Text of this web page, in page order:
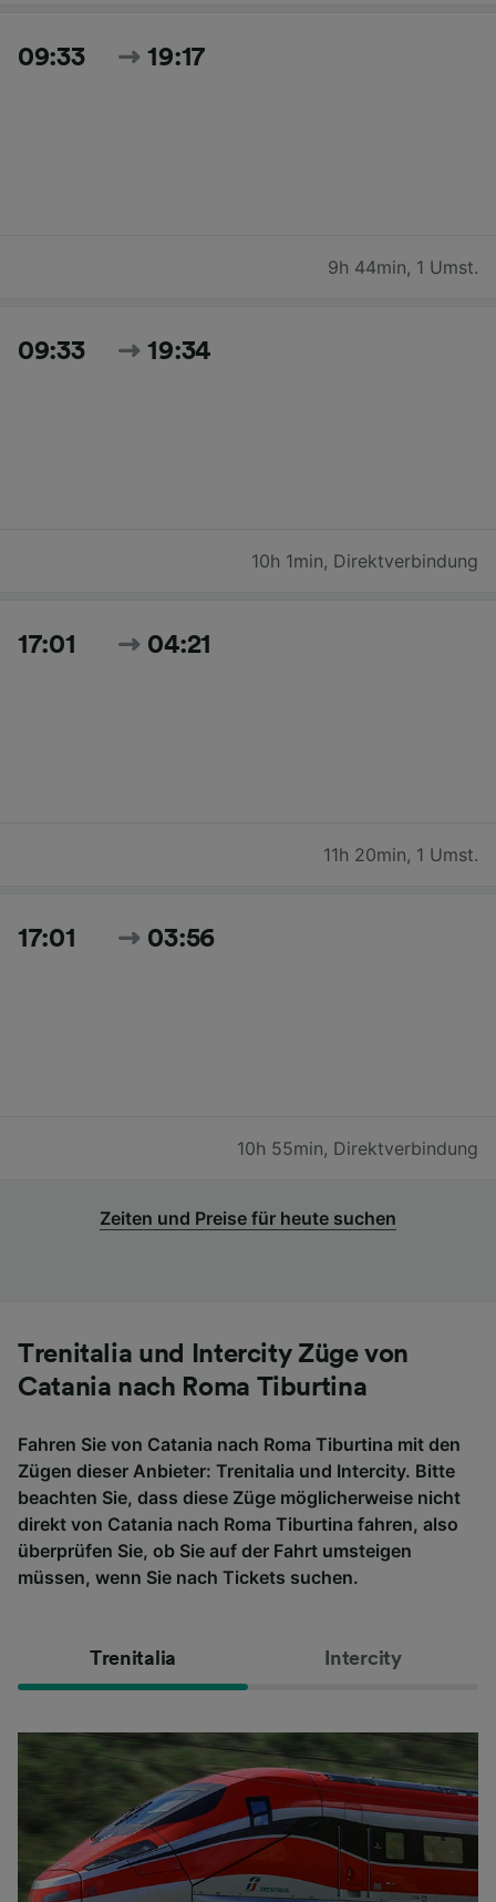
09:33 19:17
9h 44min, 1 Umst.
09:33 19:34
10h 1min, Direktverbindung
17:01 04:21
11h 20min, 1 Umst.
17:01 03:56
10h 55min, Direktverbindung
Zeiten und Preise für heute suchen
Trenitalia und Intercity Züge von
Catania nach Roma Tiburtina
Fahren Sie von Catania nach Roma Tiburtina mit den
Zügen dieser Anbieter: Trenitalia und Intercity. Bitte
beachten Sie, dass diese Züge möglicherweise nicht
direkt von Catania nach Roma Tiburtina fahren, also
überprüfen Sie, ob Sie auf der Fahrt umsteigen
müssen, wenn Sie nach Tickets suchen.
Trenitalia Intercity